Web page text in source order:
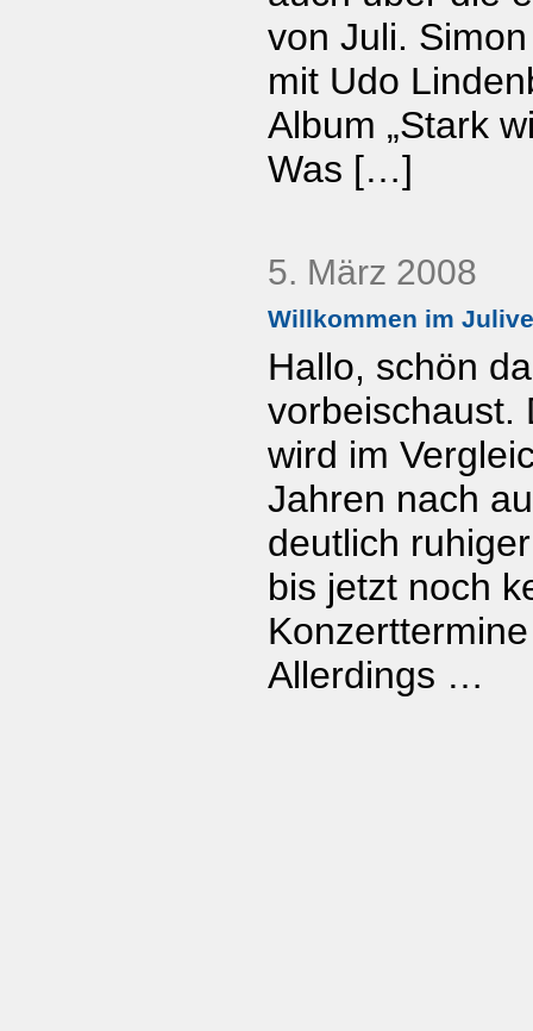
von Juli.
mit Udo
Album „Stark
Was […]
5. März 2008
Willkommen im
Hallo, schön
vorbeischaust.
wird im
Jahren nach
deutlich
bis jetzt noch
Allerdings …